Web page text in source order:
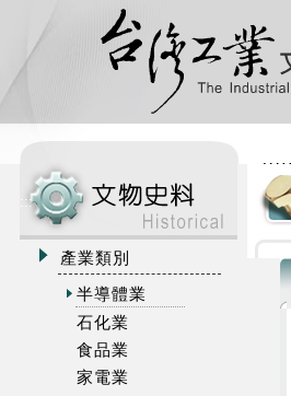
:::
產業類別
半導體業
石化業
食品業
家電業